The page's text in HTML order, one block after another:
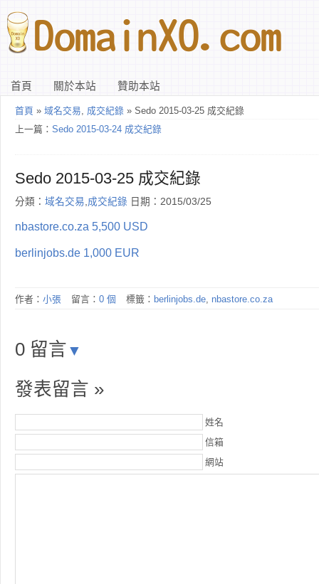
首頁 關於本站 贊助本站
首頁 » 域名交易, 成交紀錄 » Sedo 2015-03-25 成交紀錄
上一篇： Sedo 2015-03-24 成交紀錄
Sedo 2015-03-25 成交紀錄
分類： 域名交易,成交紀錄 日期：2015/03/25
nbastore.co.za 5,500 USD
berlinjobs.de 1,000 EUR
作者： 小張 留言： 0 個 標籤： berlinjobs.de, nbastore.co.za
0 留言 ▼
發表留言 »
姓名
信箱
網站